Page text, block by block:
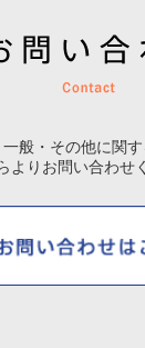
般・その他に関す
よりお問い合わせ